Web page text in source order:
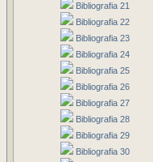
Bibliografia 21
Bibliografia 22
Bibliografia 23
Bibliografia 24
Bibliografia 25
Bibliografia 26
Bibliografia 27
Bibliografia 28
Bibliografia 29
Bibliografia 30